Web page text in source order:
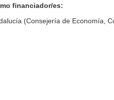
financiador/es:
(Consejería de Economía,